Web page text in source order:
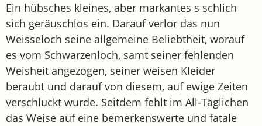
Ein hübsches kleines, aber markantes s schlich
sich geräuschlos ein. Darauf verlor das nun
Weisseloch seine allgemeine Beliebtheit, worauf
es vom Schwarzenloch, samt seiner fehlenden
Weisheit angezogen, seiner weisen Kleider
beraubt und darauf von diesem, auf ewige Zeiten
verschluckt wurde. Seitdem fehlt im All-Täglichen
das Weise auf eine bemerkenswerte und fatale